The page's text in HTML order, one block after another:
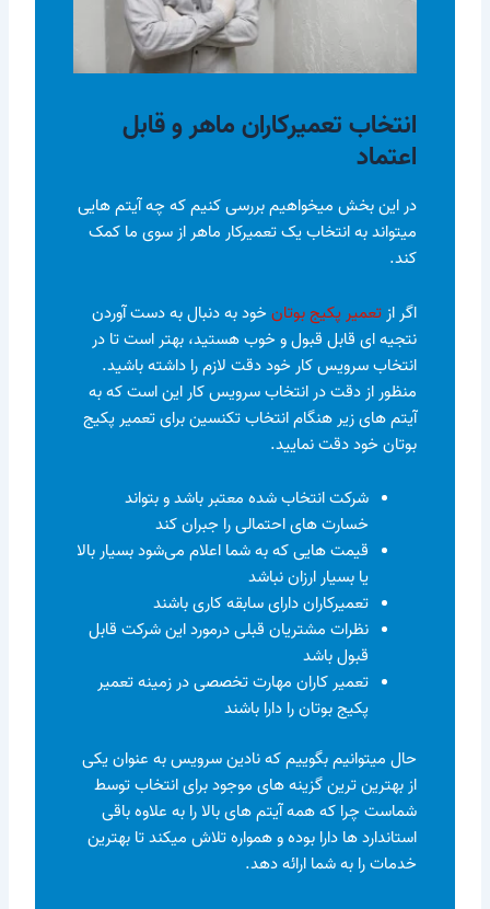
انتخاب تعمیرکاران ماهر و قابل
اعتماد
در این بخش میخواهیم بررسی کنیم که چه آیتم هایی
میتواند به انتخاب یک تعمیرکار ماهر از سوی ما کمک
کند.
اگر ازتعمیر پکیج بوتانخود به دنبال به دست آوردن
نتجیه ای قابل قبول و خوب هستید، بهتر است تا در
انتخاب سرویس کار خود دقت لازم را داشته باشید.
منظور از دقت در انتخاب سرویس کار این است که به
آیتم های زیر هنگام انتخاب تکنسین برای تعمیر پکیج
بوتان خود دقت نمایید.
شرکت انتخاب شده معتبر باشد و بتواند
خسارت های احتمالی را جبران کند
قیمت هایی که به شما اعلام می‌شود بسیار بالا
یا بسیار ارزان نباشد
تعمیرکاران دارای سابقه کاری باشند
نظرات مشتریان قبلی درمورد این شرکت قابل
قبول باشد
تعمیر کاران مهارت تخصصی در زمینه تعمیر
پکیج بوتان را دارا باشند
حال میتوانیم بگوییم که نادین سرویس به عنوان یکی
از بهترین ترین گزینه های موجود برای انتخاب توسط
شماست چرا که همه آیتم های بالا را به علاوه باقی
استاندارد ها دارا بوده و همواره تلاش میکند تا بهترین
خدمات را به شما ارائه دهد.